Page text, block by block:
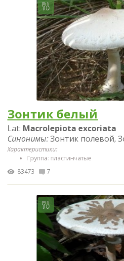
Зонтик белый
Lat: Macrolepiota excoriata
Синонимы:Зонтик полевой,
Характеристики:
Группа: пластинчатые
83473
7